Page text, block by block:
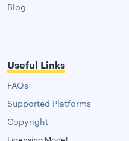
Blog
Useful Links
FAQs
Supported Platforms
Copyright